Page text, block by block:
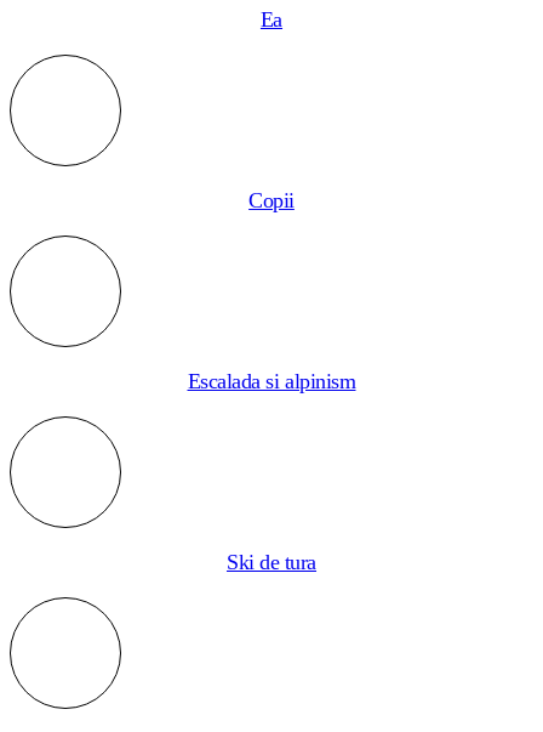
Ea
Copii
Escalada si alpinism
Ski de tura